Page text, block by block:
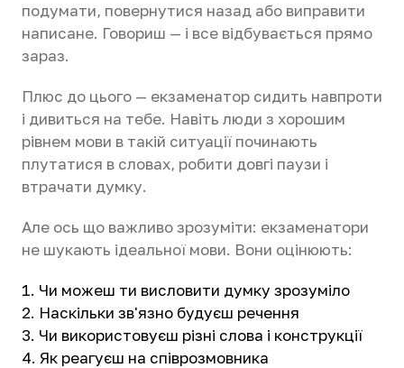
подумати, повернутися назад або виправити
написане. Говориш — і все відбувається прямо
зараз.
Плюс до цього — екзаменатор сидить навпроти
і дивиться на тебе. Навіть люди з хорошим
рівнем мови в такій ситуації починають
плутатися в словах, робити довгі паузи і
втрачати думку.
Але ось що важливо зрозуміти: екзаменатори
не шукають ідеальної мови. Вони оцінюють:
Чи можеш ти висловити думку зрозуміло
Наскільки зв'язно будуєш речення
Чи використовуєш різні слова і конструкції
Як реагуєш на співрозмовника